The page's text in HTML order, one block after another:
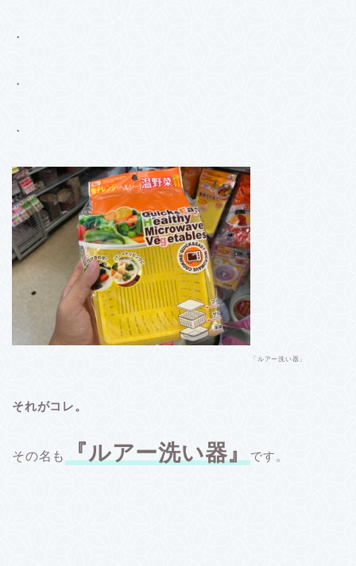
・
・
・
「ルアー洗い器」
それがコレ。
その名も 『ルアー洗い器』 です。